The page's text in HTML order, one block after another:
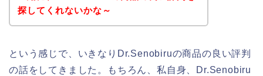
探してくれないかな～
という感じで、いきなりDr.Senobiruの商品の良い評判
の話をしてきました。もちろん、私自身、Dr.Senobiru